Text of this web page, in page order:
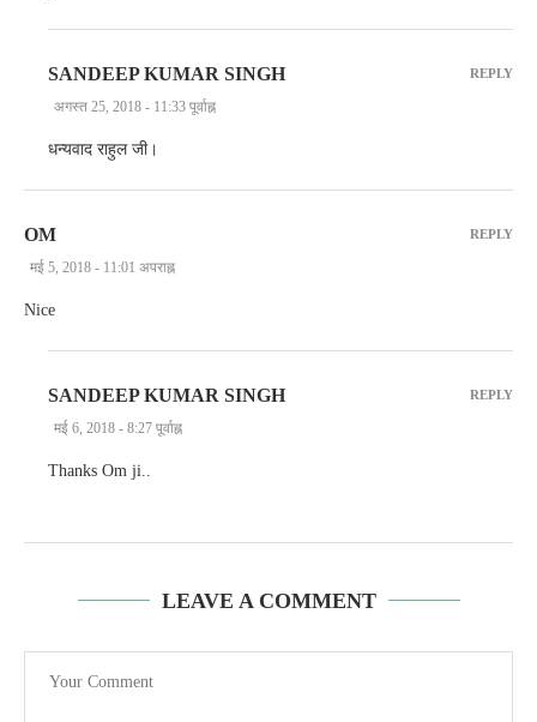
SANDEEP KUMAR SINGH
अगस्त 25, 2018 - 11:33 पूर्वाह्न
धन्यवाद राहुल जी।
REPLY
OM
मई 5, 2018 - 11:01 अपराह्न
Nice
REPLY
SANDEEP KUMAR SINGH
मई 6, 2018 - 8:27 पूर्वाह्न
Thanks Om ji..
REPLY
LEAVE A COMMENT